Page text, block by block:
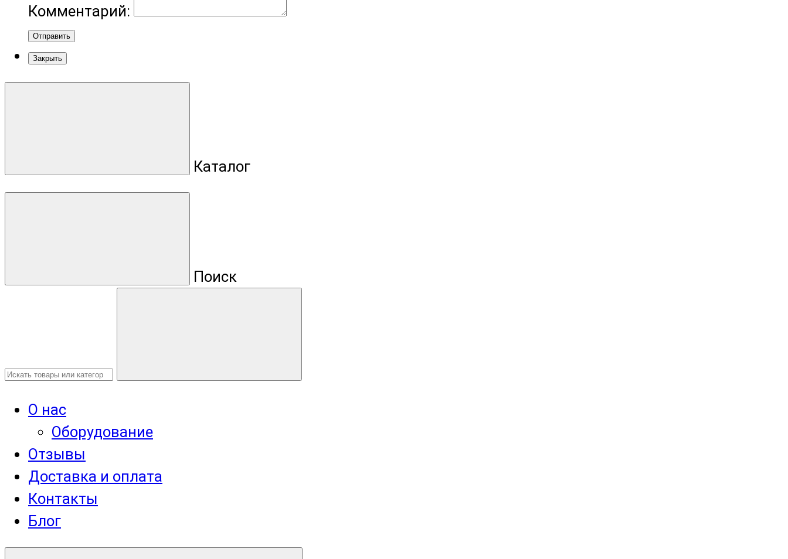
Комментарий:
Отправить
Закрыть
Каталог
Поиск
О нас
Оборудование
Отзывы
Доставка и оплата
Контакты
Блог